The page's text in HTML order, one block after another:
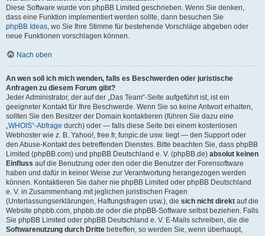
Diese Software wurde von phpBB Limited geschrieben. Wenn Sie denken,
dass eine Funktion implementiert werden sollte, dann besuchen Sie
phpBB Ideas, wo Sie Ihre Stimme für bestehende Vorschläge abgeben oder
neue Funktionen vorschlagen können.
Nach oben
An wen soll ich mich wenden, falls es Beschwerden oder juristische
Anfragen zu diesem Forum gibt?
Jeder Administrator, der auf der „Das Team“-Seite aufgeführt ist, ist ein
geeigneter Kontakt für Ihre Beschwerde. Wenn Sie so keine Antwort erhalten,
sollten Sie den Besitzer der Domain kontaktieren (führen Sie dazu eine
„WHOIS“-Abfrage durch) oder — falls diese Seite bei einem kostenlosen
Webhoster wie z. B. Yahoo!, free.fr, funpic.de usw. liegt — den Support oder
den Abuse-Kontakt des betreffenden Dienstes. Bitte beachten Sie, dass phpBB
Limited (phpBB.com) und phpBB Deutschland e. V. (phpBB.de) absolut keinen
Einfluss auf die Benutzung oder den oder die Benutzer der Forensoftware
haben und dafür in keiner Weise zur Verantwortung herangezogen werden
können. Kontaktieren Sie daher nie phpBB Limited oder phpBB Deutschland
e. V. in Zusammenhang mit jeglichen juristischen Fragen
(Unterlassungserklärungen, Haftungsfragen usw.), die sich nicht direkt auf die
Website phpbb.com, phpbb.de oder die phpBB-Software selbst beziehen. Falls
Sie phpBB Limited oder phpBB Deutschland e. V. E-Mails schreiben, die die
Softwarenutzung durch Dritte betreffen, so werden Sie, wenn überhaupt,